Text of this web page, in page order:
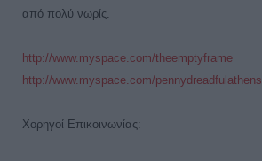
από πολύ νωρίς.
http://www.myspace.com/theemptyframe
http://www.myspace.com/pennydreadfulathens
Χορηγοί Επικοινωνίας: